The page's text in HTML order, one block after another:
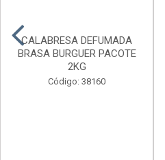
CALABRESA DEFUMADA
BRASA BURGUER PACOTE
2KG
Código: 38160